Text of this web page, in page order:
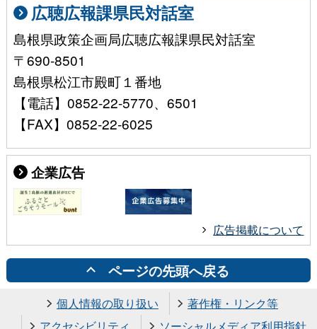
広聴広報課県民対話室
島根県政策企画局広聴広報課県民対話室
〒690-8501
島根県松江市殿町１番地
【電話】0852-22-5770、6501
【FAX】0852-22-6025
企業広告
広告掲載について
ページの先頭へ戻る
個人情報の取り扱い
著作権・リンク等
アクセシビリティ
ソーシャルメディア利用指針